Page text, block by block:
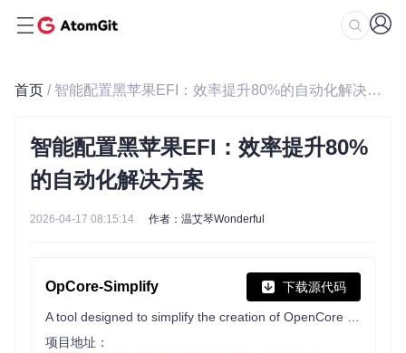
首页 / 智能配置黑苹果EFI：效率提升80%的自动化解决方案
智能配置黑苹果EFI：效率提升80%
的自动化解决方案
2026-04-17 08:15:14 作者：温艾琴Wonderful
OpCore-Simplify 下载源代码
项目地址：